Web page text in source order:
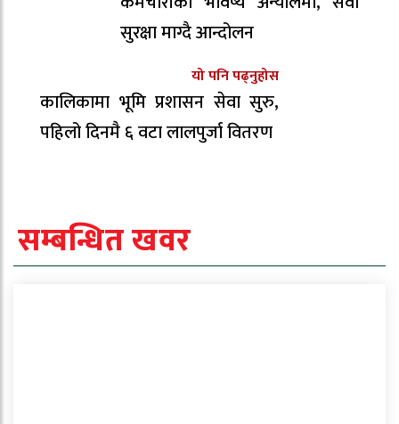
सुरक्षा माग्दै आन्दोलन
यो पनि पढ्नुहोस
कालिकामा भूमि प्रशासन सेवा सुरु,
पहिलो दिनमै ६ वटा लालपुर्जा वितरण
सम्बन्धित खवर